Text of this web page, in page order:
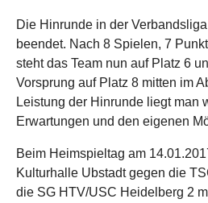
Die Hinrunde in der
beendet. Nach 8 Spielen, 7
steht das Team nun auf Platz 6
Vorsprung auf Platz 8 mitten im
Leistung der Hinrunde liegt man
Erwartungen und den eigenen
Beim Heimspieltag am
Kulturhalle Ubstadt gegen die
die SG HTV/USC Heidelberg 2